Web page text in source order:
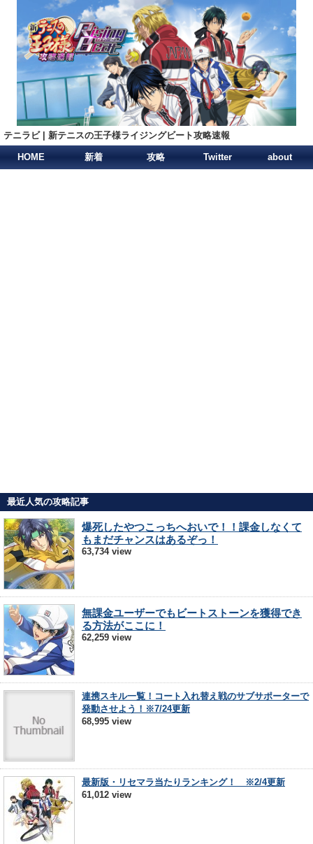
テニラビ | 新テニスの王子様ライジングビート攻略速報
HOME 新着 攻略 Twitter about
最近人気の攻略記事
爆死したやつこっちへおいで！！課金しなくて
もまだチャンスはあるぞっ！
63,734 view
無課金ユーザーでもビートストーンを獲得でき
る方法がここに！
62,259 view
連携スキル一覧！コート入れ替え戦のサブサポーターで
発動させよう！※7/24更新
68,995 view
最新版・リセマラ当たりランキング！ ※2/4更新
61,012 view